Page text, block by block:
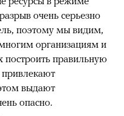
очень серьезно
поэтому мы видим,
организациям и
построить правильную
привлекают
выдают
опасно.